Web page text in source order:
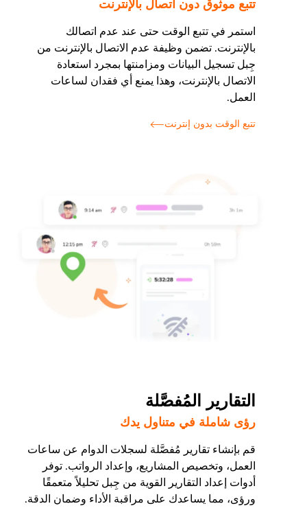
تتبع موثوق دون اتصال بالإنترنت
استمر في تتبع الوقت حتى عند عدم اتصالك
بالإنترنت. تضمن وظيفة عدم الاتصال بالإنترنت من
جِبل تسجيل البيانات ومزامنتها بمجرد استعادة
الاتصال بالإنترنت، وهذا يمنع أي فقدان لساعات
العمل.
تتبع الوقت بدون إنترنت
التقارير المُفصَّلة
رؤى شاملة في متناول يدك
قم بإنشاء تقارير مُفصَّلة لسجلات الدوام عن ساعات
العمل، وتخصيص المشاريع، وإعداد الرواتب. توفر
أدوات إعداد التقارير القوية من جِبل تحليلاً متعمقًا
ورؤى، مما يساعدك على مراقبة الأداء وضمان الدقة.